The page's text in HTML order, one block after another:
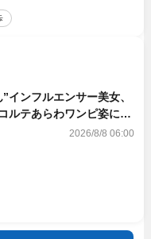
インフルエンサー美女、
ルテあらわワンピ姿に反
2026/8/8 06:00